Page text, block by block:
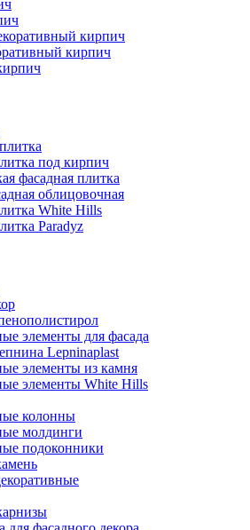
кирпич
кирпич
под кирпич
фасадная плитка
облицовочная
White Hills
Paradyz
элементы для фасада
Lepninaplast
элементы из камня
элементы White Hills
колонны
молдинги
подоконники